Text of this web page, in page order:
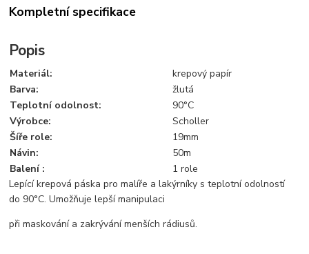
Kompletní specifikace
Popis
Materiál:
krepový papír
Barva:
žlutá
Teplotní odolnost:
90°C
Výrobce:
Scholler
Šíře role:
19mm
Návin:
50m
Balení :
1 role
Lepící krepová páska pro malíře a lakýrníky s teplotní odolností
do 90°C. Umožňuje lepší manipulaci
při maskování a zakrývání menších rádiusů.